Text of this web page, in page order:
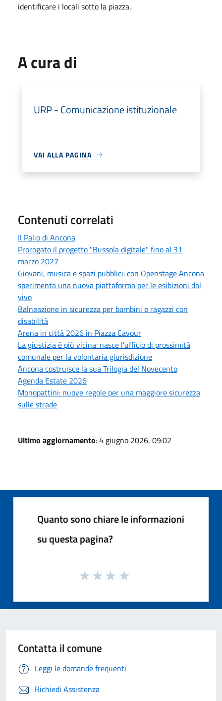
identificare i locali sotto la piazza.
A cura di
URP - Comunicazione istituzionale
VAI ALLA PAGINA
Contenuti correlati
Il Palio di Ancona
Prorogato il progetto "Bussola digitale" fino al 31
marzo 2027
Giovani, musica e spazi pubblici: con Openstage Ancona
sperimenta una nuova piattaforma per le esibizioni dal
vivo
Balneazione in sicurezza per bambini e ragazzi con
disabilità
Arena in città 2026 in Piazza Cavour
La giustizia è più vicina: nasce l'ufficio di prossimità
comunale per la volontaria giurisdizione
Ancona costruisce la sua Trilogia del Novecento
Agenda Estate 2026
Monopattini: nuove regole per una maggiore sicurezza
sulle strade
Ultimo aggiornamento: 4 giugno 2026, 09:02
Quanto sono chiare le informazioni
su questa pagina?
Contatta il comune
Leggi le domande frequenti
Richiedi Assistenza